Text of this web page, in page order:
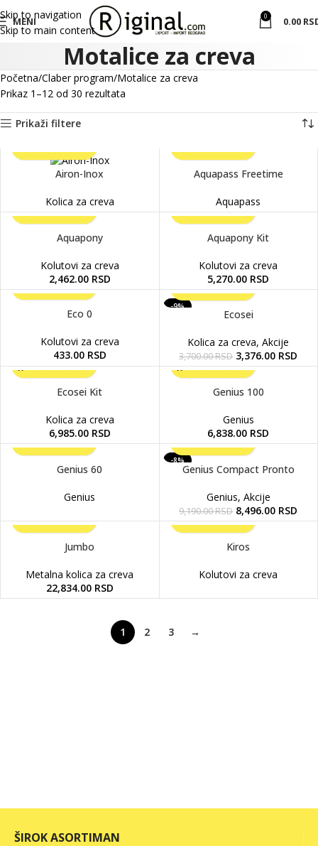
Skip to navigation
Skip to main content
MENI 0 0.00
Motalice za creva
Početna Claber program Motalice za creva
Prikaz 1–12 od 30 rezultata
Prikaži filtere
Airon-Inox
Kolica za creva
Aquapass Freetime
Aquapass
Aquapony
Kolutovi za creva
2,462.00 RSD
Aquapony Kit
Kolutovi za creva
5,270.00 RSD
Eco 0
Kolutovi za creva
433.00 RSD
-9%
Ecosei
Kolica za creva,Akcije
3,700.00RSD 3,376.00 RSD
Ecosei Kit
Kolica za creva
6,985.00 RSD
Genius 100
Genius
6,838.00 RSD
Genius 60
Genius
-8%
Genius Compact Pronto
Genius, Akcije
9,190.00RSD 8,496.00 RSD
Jumbo
Metalna kolica za creva
22,834.00 RSD
Kiros
Kolutovi za creva
1 2 3 →
ŠIROK ASORTIMAN